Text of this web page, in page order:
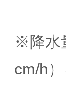
※降水
cm/h